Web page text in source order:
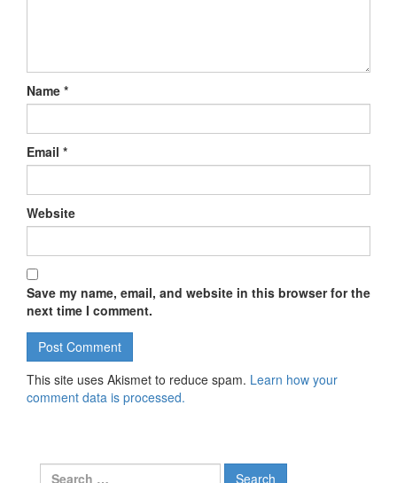
Name *
Email *
Website
Save my name, email, and website in this browser for the
next time I comment.
This site uses Akismet to reduce spam. Learn how your
comment data is processed.
Search for: